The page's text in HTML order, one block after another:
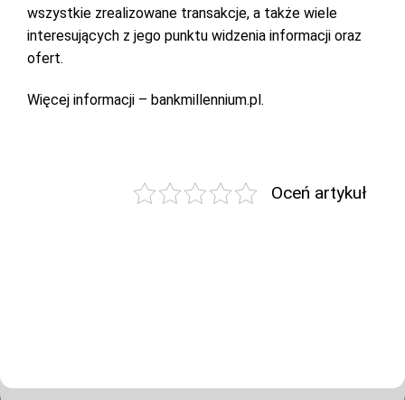
wszystkie zrealizowane transakcje, a także wiele
interesujących z jego punktu widzenia informacji oraz
ofert.
Więcej informacji – bankmillennium.pl.
Oceń artykuł